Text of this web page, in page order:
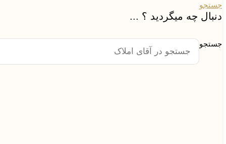
جستجو
دنبال چه میگردید ؟ ...
جستجو